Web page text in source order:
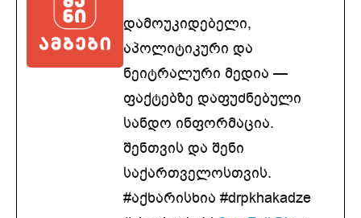
დამოუკიდებელი,
აპოლიტიკური და
ნეიტრალური მედია —
ფაქტებზე დაფუძნებული
სანდო ინფორმაცია.
შენთვის და შენი
საქართველოსთვის.
#აქხარისხია #drpkhakadze